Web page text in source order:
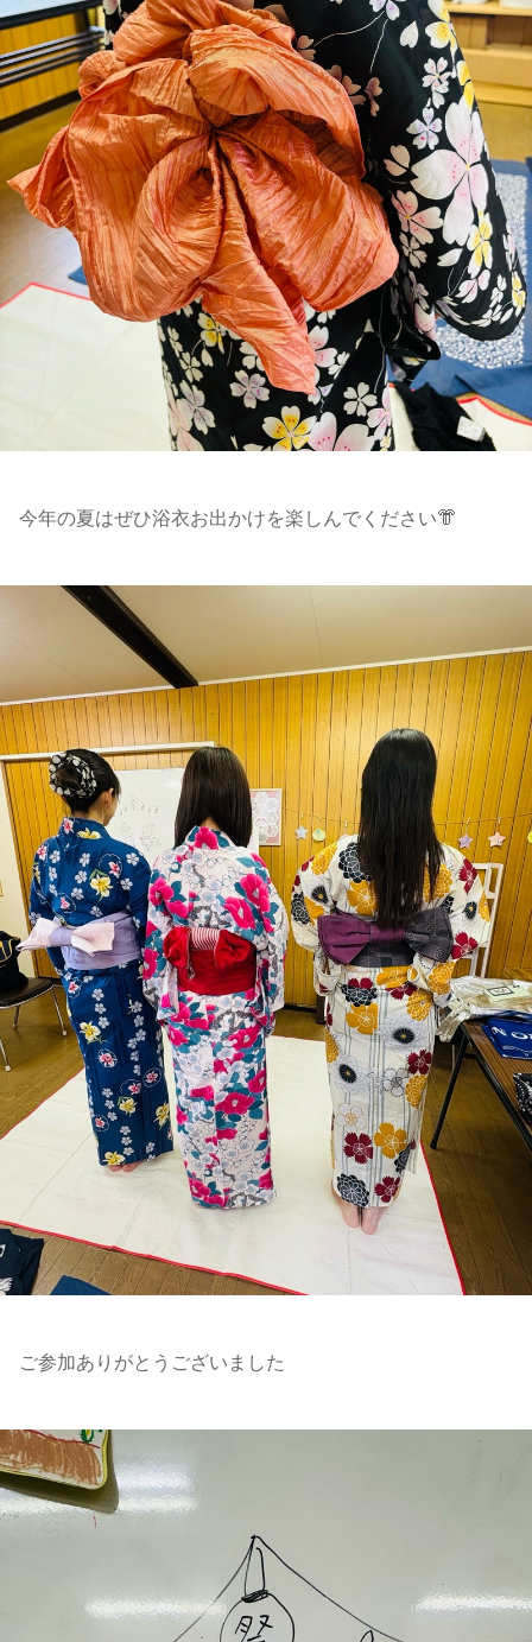
今年の夏はぜひ浴衣お出かけを楽しんでください👘
ご参加ありがとうございました